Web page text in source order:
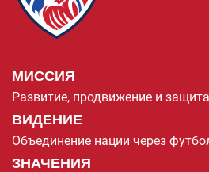
МИССИЯ
Развитие, продвижение и
ВИДЕНИЕ
Объединение нации через
ЗНАЧЕНИЯ